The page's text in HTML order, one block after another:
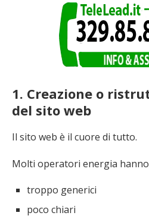
1. Creazione o
del sito web
Il sito web è il cuore di tutto.
Molti operatori energia
troppo generici
poco chiari